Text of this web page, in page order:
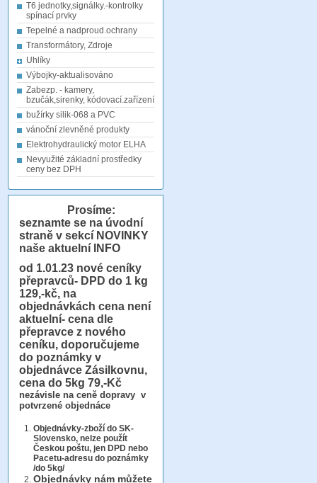
T6 jednotky,signálky.-kontrolky
spínací prvky
Tepelné a nadproud.ochrany
Transformátory, Zdroje
Uhlíky
Výbojky-aktualisováno
Zabezp. - kamery,
bzučák,sirenky, kódovací.zařízení
bužírky silik-068 a PVC
vánoční zlevněné produkty
Elektrohydraulický motor ELHA
Nevyužité základní prostředky
ceny bez DPH
Prosíme:
seznamte se na úvodní
straně v sekcí NOVINKY
naše aktuelní INFO
od 1.01.23 nové ceníky
přepravců- DPD do 1 kg
129,-kč, na
objednávkách cena není
aktuelní- cena dle
přepravce z nového
ceníku, doporučujeme
do poznámky v
objednávce Zásilkovnu,
cena do 5kg 79,-Kč
nezávisle na ceně dopravy v
potvrzené objednáce
Objednávky-zboží do SK-
Slovensko, nelze použít
Českou poštu, jen DPD nebo
Pacetu-adresu do poznámky
/do 5kg/
Objednávky nám můžete